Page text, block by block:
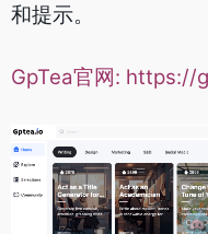
和提示。
GpTea官网: https://